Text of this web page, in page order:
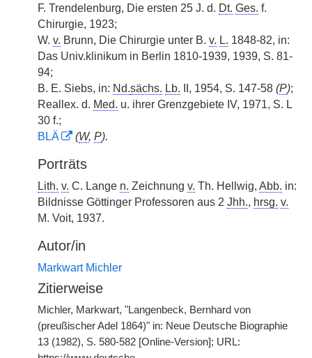
F. Trendelenburg, Die ersten 25 J. d. Dt. Ges. f.
Chirurgie, 1923;
W. v. Brunn, Die Chirurgie unter B. v. L. 1848-82, in:
Das Univ.klinikum in Berlin 1810-1939, 1939, S. 81-
94;
B. E. Siebs, in: Nd.sächs. Lb. II, 1954, S. 147-58 (P);
Reallex. d. Med. u. ihrer Grenzgebiete IV, 1971, S. L
30 f.;
BLÄ
(W, P).
Porträts
Lith. v. C. Lange n. Zeichnung v. Th. Hellwig, Abb. in:
Bildnisse Göttinger Professoren aus 2 Jhh., hrsg. v.
M. Voit, 1937.
Autor/in
Markwart Michler
Zitierweise
Michler, Markwart, "Langenbeck, Bernhard von
(preußischer Adel 1864)" in: Neue Deutsche Biographie
13 (1982), S. 580-582 [Online-Version]; URL: